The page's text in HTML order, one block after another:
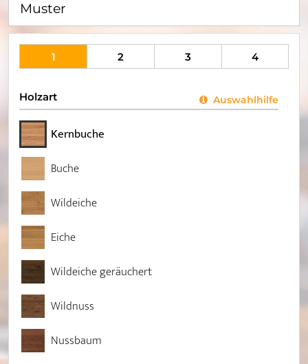
Muster
1 2 3 4
Holzart Auswahlhilfe
Kernbuche
Buche
Wildeiche
Eiche
Wildeiche geräuchert
Wildnuss
Nussbaum